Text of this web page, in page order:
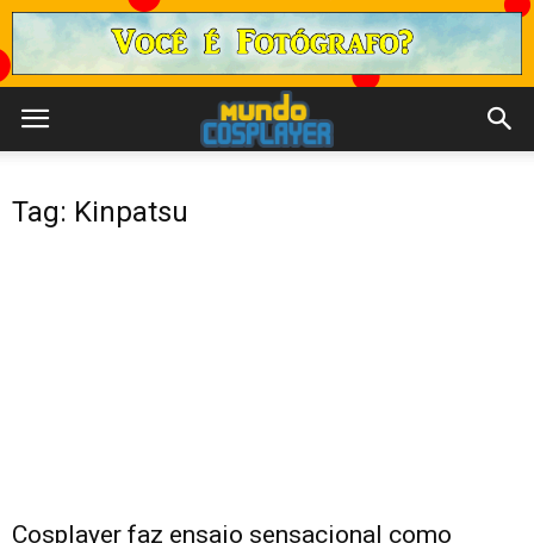
Tag: Kinpatsu
Cosplayer faz ensaio sensacional como